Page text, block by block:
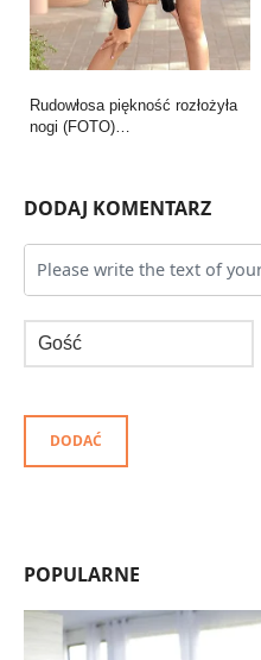
Rudowłosa piękność rozłożyła
nogi (FOTO)…
DODAJ KOMENTARZ
DODAĆ
POPULARNE